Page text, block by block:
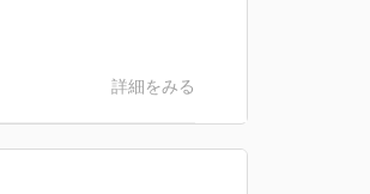
詳細をみる